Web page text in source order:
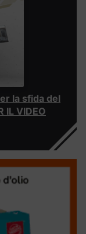
la sfida del
IL VIDEO